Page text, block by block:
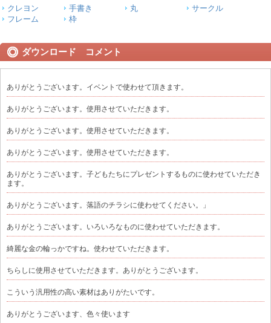
クレヨン 手書き 丸
サークル
フレーム
枠
ダウンロード コメント
ありがとうございます。イベントで使わせて頂きます。
ありがとうございます。使用させていただきます。
ありがとうございます。使用させていただきます。
ありがとうございます。使用させていただきます。
ありがとうございます。子どもたちにプレゼントするものに使わせていただき
ます。
ありがとうございます。落語のチラシに使わせてください。」
ありがとうございます。いろいろなものに使わせていただきます。
綺麗な金の輪っかですね。使わせていただきます。
ちらしに使用させていただきます。ありがとうございます。
こういう汎用性の高い素材はありがたいです。
ありがとうございます、色々使います